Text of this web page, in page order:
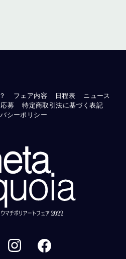
フェア内容 日程表
ニュース
応募
特定商取引法に基づく表記
シーポリシー